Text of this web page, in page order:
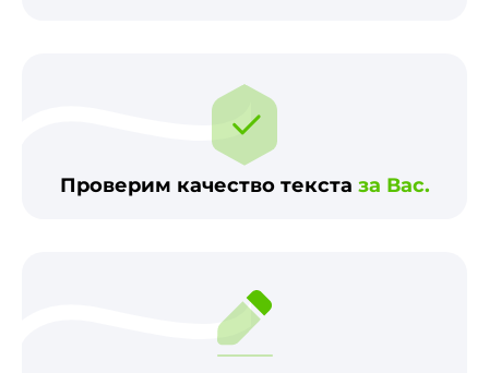
Проверим качество текста за Вас.